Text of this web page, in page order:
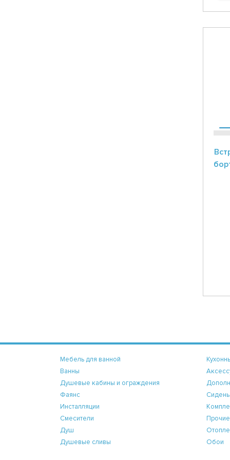
Мебель для ванной
Ванны
Душевые кабины и ограждения
Фаянс
Инсталляции
Смесители
Душ
Душевые сливы
Обои